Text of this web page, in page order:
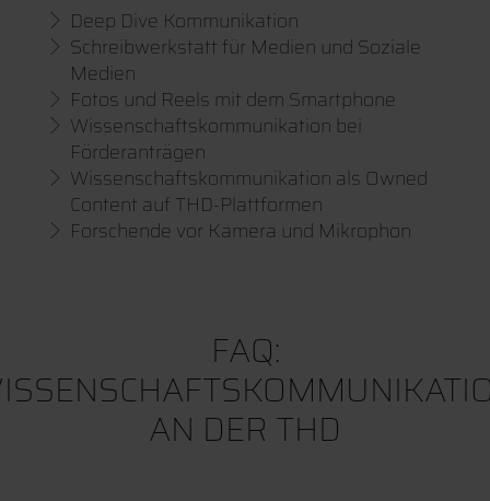
Deep Dive Kommunikation
Schreibwerkstatt für Medien und Soziale
Medien
Fotos und Reels mit dem Smartphone
Wissenschaftskommunikation bei
Förderanträgen
Wissenschaftskommunikation als Owned
Content auf THD-Plattformen
Forschende vor Kamera und Mikrophon
FAQ:
AN DER THD